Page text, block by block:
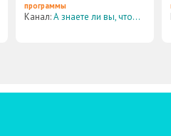
программы
Канал:А знаете ли вы, что...